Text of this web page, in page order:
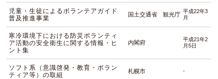
児童・生徒によるボランテアガイド
普及推進事業
国土交通省 観光庁 平成22年3
月
寒冷環境下における防災ボランティ
ア活動の安全衛生に関する情報・ヒ
ント集
内閣府
平成21年2
月5日
ソフト系（意識啓発・教育・ボラン
ティア等）の取組
札幌市 -